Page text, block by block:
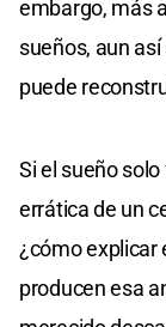
embargo, más
sueños, aun
puede
Si el sueño
errática de un
¿cómo explicar
producen esa